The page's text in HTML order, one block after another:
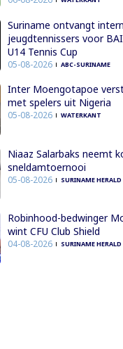
Suriname ontvangt
jeugdtennissers voor
U14 Tennis Cup
05-08-2026 ABC-SURINAME
Inter Moengotapoe
met spelers uit Nigeria
05-08-2026 WATERKANT
Niaaz Salarbaks neemt
sneldamtoernooi
05-08-2026 SURINAME HERALD
Robinhood-bedwinger
wint CFU Club Shield
04-08-2026 SURINAME HERALD